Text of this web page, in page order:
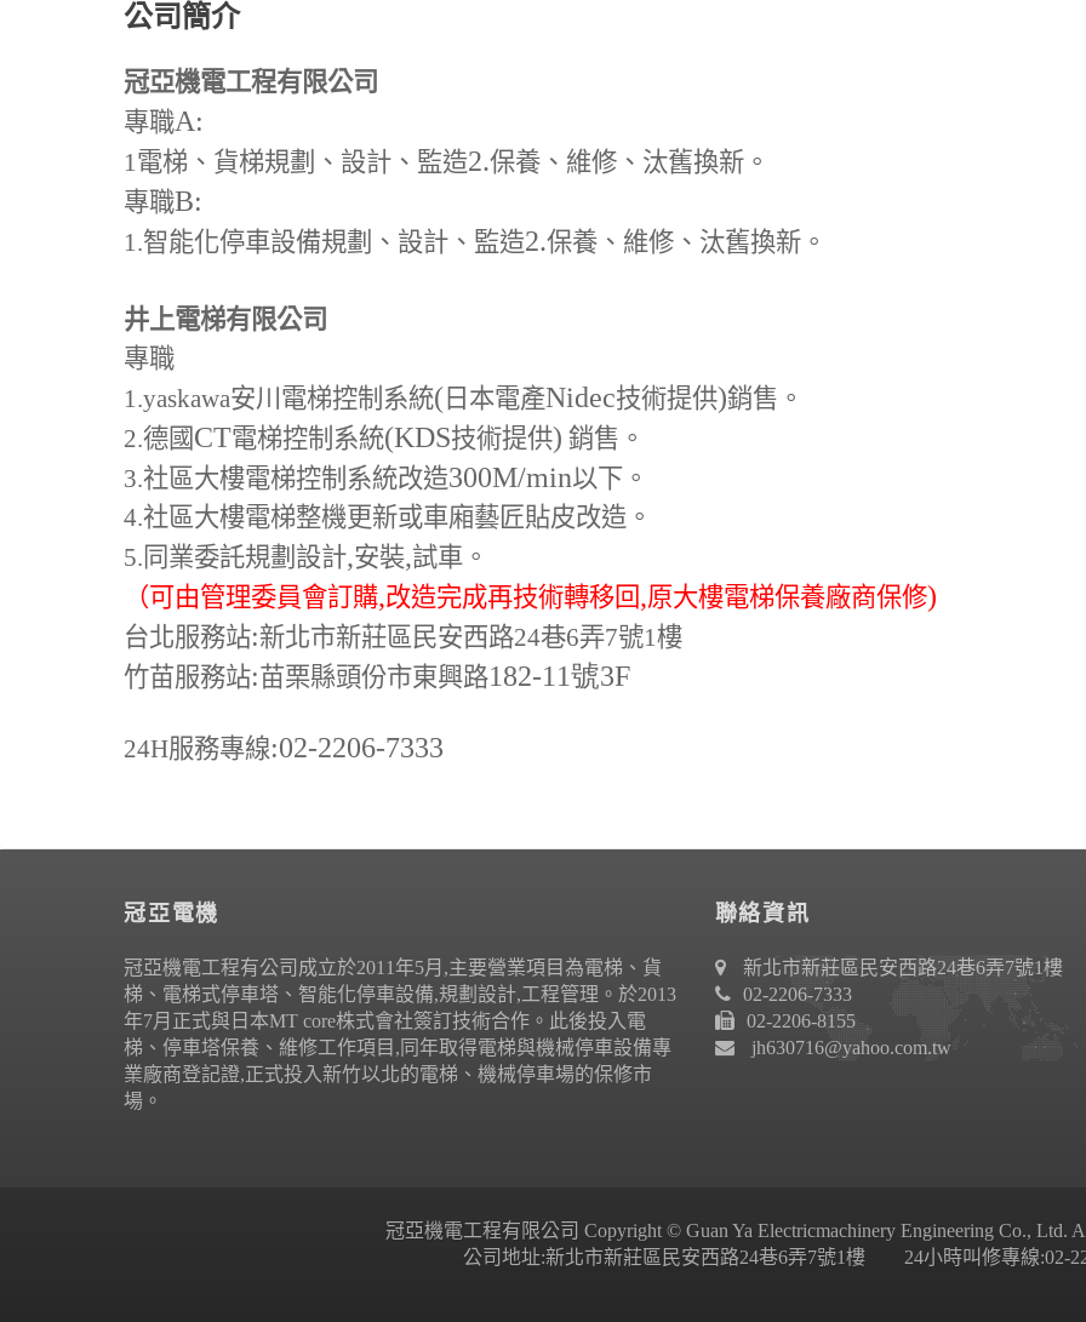
公司簡介
冠亞機電工程有限公司
專職A:
1電梯、貨梯規劃、設計、監造2.保養、維修、汰舊換新。
專職B:
1.智能化停車設備規劃、設計、監造2.保養、維修、汰舊換新。
井上電梯有限公司
專職
1.yaskawa安川電梯控制系統( 日本電產Nidec技術提供)銷售。
2.德國 CT電梯控制系統(KDS技術提供) 銷售。
3.社區大樓電梯控制系統改造300M/min以下。
4.社區大樓電梯整機更新或車廂藝匠貼皮改造。
5. 同業委託規劃設計,安裝,試車。
（可由管理委員會訂購,改造完成再技術轉移回,原大樓電梯保養廠商保修)
台北服務站:新北市新莊區民安西路24巷6弄7號1樓
竹苗服務站:苗栗縣頭份市東興路182-11號3F
24H服務專線:02-2206-7333
冠亞電機
冠亞機電工程有公司成立於2011年5月,主要營業項目為電梯、貨
梯、電梯式停車塔、智能化停車設備,規劃設計,工程管理。於2013
年7月正式與日本MT core株式會社簽訂技術合作。此後投入電
梯、停車塔保養、維修工作項目,同年取得電梯與機械停車設備專
業廠商登記證,正式投入新竹以北的電梯、機械停車場的保修市
場。
聯絡資訊
新北市新莊區民安西路24巷6弄7號1樓
02-2206-7333
02-2206-8155
jh630716@yahoo.com.tw
冠亞機電工程有限公司 Copyright © Guan Ya Electricmachinery Engineering Co., Ltd.
公司地址:新北市新莊區民安西路24巷6弄7號1樓 24小時叫修專線:02-